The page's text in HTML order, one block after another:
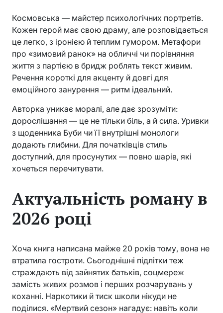
Космовська — майстер психологічних портретів.
Кожен герой має свою драму, але розповідається
це легко, з іронією й теплим гумором. Метафори
про «зимовий ранок» на обличчі чи порівняння
життя з партією в бридж роблять текст живим.
Речення короткі для акценту й довгі для
емоційного занурення — ритм ідеальний.
Авторка уникає моралі, але дає зрозуміти:
дорослішання — це не тільки біль, а й сила. Уривки
з щоденника Буби чи її внутрішні монологи
додають глибини. Для початківців стиль
доступний, для просунутих — повно шарів, які
хочеться перечитувати.
Актуальність роману в
2026 році
Хоча книга написана майже 20 років тому, вона не
втратила гостроти. Сьогоднішні підлітки теж
страждають від зайнятих батьків, соцмереж
замість живих розмов і перших розчарувань у
коханні. Наркотики й тиск школи нікуди не
поділися. «Мертвий сезон» нагадує: навіть коли